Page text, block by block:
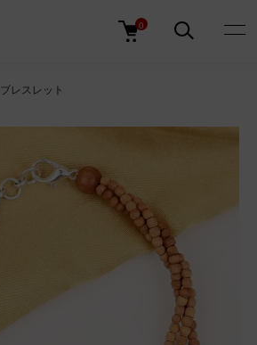
0
ブレスレット